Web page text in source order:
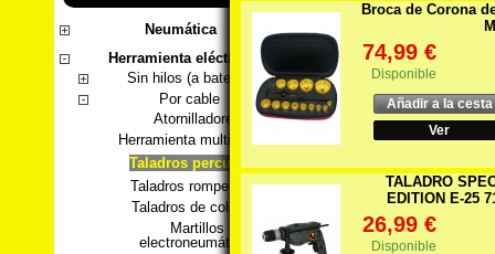
Neumática
Herramienta eléctrica
Sin hilos (a batería)
Por cable
Atornilladores
Herramienta multifunción
Taladros percutores
Taladros rompedores
Taladros de columna
Martillos
electroneumáticos
Broca de Corona
74,99 €
Disponible
Añadir a la cesta
Ver
TALADRO
EDITION E-25
26,99 €
Disponible